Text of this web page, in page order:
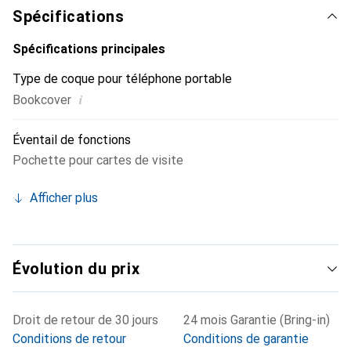
exigeante.
Spécifications
Spécifications principales
Type de coque pour téléphone portable
Bookcover i
Éventail de fonctions
Pochette pour cartes de visite
Afficher plus
Évolution du prix
Droit de retour de 30 jours
Conditions de retour
24 mois Garantie (Bring-in)
Conditions de garantie